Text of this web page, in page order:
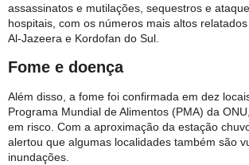
assassinatos e mutilações, sequestros e
hospitais, com os números mais altos relatados
Al-Jazeera e Kordofan do Sul.
Fome e doença
Além disso, a fome foi confirmada em dez
Programa Mundial de Alimentos (PMA) da
em risco. Com a aproximação da estação
alertou que algumas localidades também são
inundações.